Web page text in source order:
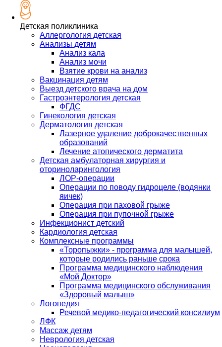
Детская поликлиника
Аллергология детская
Анализы детям
Анализ кала
Анализ мочи
Взятие крови на анализ
Вакцинация детям
Выезд детского врача на дом
Гастроэнтерология детская
ФГДС
Гинекология детская
Дерматология детская
Лазерное удаление доброкачественных
образований
Лечение атопического дерматита
Детская амбулаторная хирургия и
оториноларингология
ЛОР-операции
Операции по поводу гидроцеле (водянки
яичек)
Операция при паховой грыже
Операция при пупочной грыже
Инфекционист детский
Кардиология детская
Комплексные программы
«Торопыжки» - программа для малышей,
которые родились раньше срока
Программа медицинского наблюдения
«Мой Доктор»
Программа медицинского обслуживания
«Здоровый малыш»
Логопедия
Речевой медико-педагогический консилиум
ЛФК
Массаж детям
Неврология детская